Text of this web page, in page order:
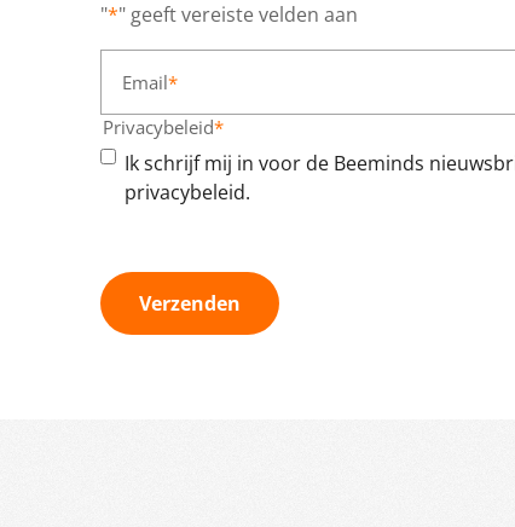
"*" geeft vereiste velden aan
Email*
Privacybeleid*
Ik schrijf mij in voor de Beeminds
privacybeleid.
Verzenden